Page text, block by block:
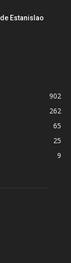
Estanislao
902
262
65
25
9